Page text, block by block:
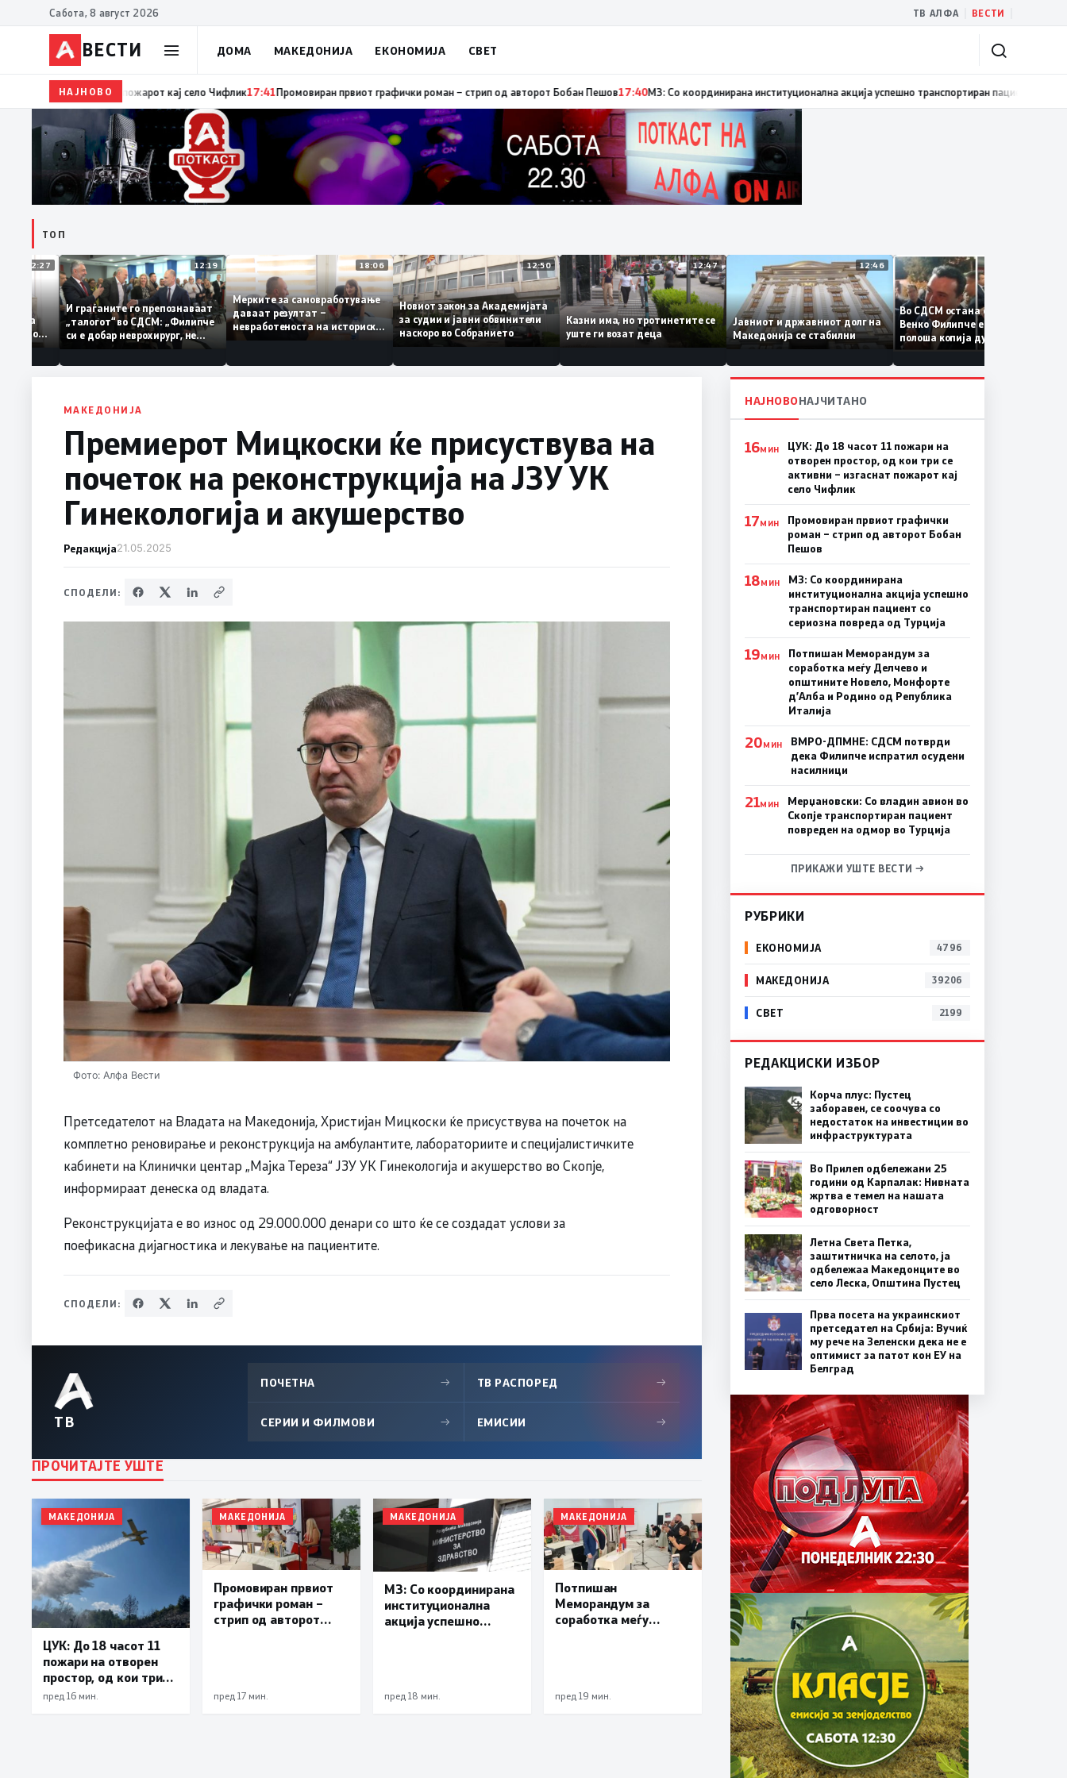
Сабота, 8 август 2026 ТВ АЛФА ВЕСТИ
ВЕСТИ ДОМА МАКЕДОНИЈА ЕКОНОМИЈА СВЕТ
НАЈНОВО17:42ЦУК: До 18 часот 11 пожари на отворен простор, од кои три се активни – изгаснат пожарот кај село Чифлик17:41Промовиран првиот графички роман – стрип од авторот Бобан Пешов
ТОП
12:27
За
треба
12:19
И граѓаните го препознаваат
„талогот“ во СДСМ: „Филипче
си е добар неврохирург, не
треба се занимава со
18:06
Мерките за самовработување
даваат резултат –
невработеноста на историски
најниско ниво од 11,3%
12:50
Новиот закон за Академијата
за судии и јавни обвинители
наскоро во Собранието
12:47
Казни има, но тротинетите се
уште ги возат деца
12:46
Јавниот и државниот долг на
Македонија се стабилни
Во СДСМ остана само
Венко Филипче е само бледа и
полоша копија дури и од
Заев
МАКЕДОНИЈА
Премиерот Мицкоски ќе присуствува на
почеток на реконструкција на ЈЗУ УК
Гинекологија и акушерство
Редакција21.05.2025
СПОДЕЛИ:
Фото: Алфа Вести
Претседателот на Владата на Македонија, Христијан Мицкоски ќе присуствува на почеток на
комплетно реновирање и реконструкција на амбулантите, лабораториите и специјалистичките
кабинети на Клинички центар „Мајка Тереза“ ЈЗУ УК Гинекологија и акушерство во Скопје,
информираат денеска од владата.
Реконструкцијата е во износ од 29.000.000 денари со што ќе се создадат услови за
поефикасна дијагностика и лекување на пациентите.
СПОДЕЛИ:
ТВ
ПОЧЕТНА → ТВ РАСПОРЕД →
СЕРИИ И ФИЛМОВИ → ЕМИСИИ →
ПРОЧИТАЈТЕ УШТЕ
МАКЕДОНИЈА
ЦУК: До 18 часот 11
пожари на отворен
простор, од кои три
се активни – изгаснат
пред 16 мин.
МАКЕДОНИЈА
Промовиран првиот
графички роман –
стрип од авторот
пред 17 мин.
МАКЕДОНИЈА
МЗ: Со координирана
институционална
акција успешно
пред 18 мин.
МАКЕДОНИЈА
Потпишан
Меморандум за
соработка меѓу
пред 19 мин.
НАЈНОВОНАЈЧИТАНО
16МИН
ЦУК: До 18 часот 11 пожари на
отворен простор, од кои три се
активни – изгаснат пожарот кај
село Чифлик
17МИН
Промовиран првиот графички
роман – стрип од авторот Бобан
Пешов
18МИН
МЗ: Со координирана
институционална акција успешно
транспортиран пациент со
сериозна повреда од Турција
19МИН
Потпишан Меморандум за
соработка меѓу Делчево и
општините Новело, Монфорте
д’Алба и Родино од Република
Италија
20МИН
ВМРО-ДПМНЕ: СДСM потврди
дека Филипче испратил осудени
насилници
21МИН
Мерџановски: Со владин авион во
Скопје транспортиран пациент
повреден на одмор во Турција
ПРИКАЖИ УШТЕ ВЕСТИ →
РУБРИКИ
ЕКОНОМИЈА 4796
МАКЕДОНИЈА 39206
СВЕТ 2199
РЕДАКЦИСКИ ИЗБОР
Корча плус: Пустец
заборавен, се соочува со
недостаток на инвестиции во
инфраструктурата
Во Прилеп одбележани 25
години од Карпалак: Нивната
жртва е темел на нашата
одговорност
Летна Света Петка,
заштитничка на селото, ја
одбележаа Македонците во
село Леска, Општина Пустец
Прва посета на украинскиот
претседател на Србија: Вучиќ
му рече на Зеленски дека не е
оптимист за патот кон ЕУ на
Белград